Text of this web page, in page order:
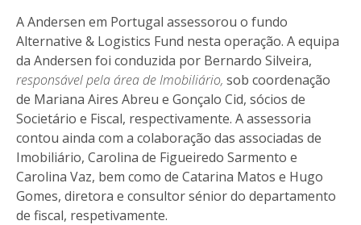
A Andersen em Portugal assessorou o fundo
Alternative & Logistics Fund nesta operação. A equipa
da Andersen foi conduzida por Bernardo Silveira,
responsável pela área de Imobiliário, sob coordenação
de Mariana Aires Abreu e Gonçalo Cid, sócios de
Societário e Fiscal, respectivamente. A assessoria
contou ainda com a colaboração das associadas de
Imobiliário, Carolina de Figueiredo Sarmento e
Carolina Vaz, bem como de Catarina Matos e Hugo
Gomes, diretora e consultor sénior do departamento
de fiscal, respetivamente.